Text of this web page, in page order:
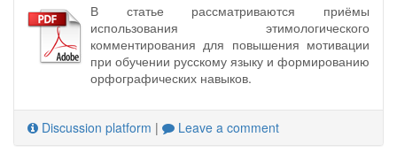
В статье рассматриваются приёмы
использования этимологического
комментирования для повышения мотивации
при обучении русскому языку и формированию
орфографических навыков.
Discussion platform | Leave a comment